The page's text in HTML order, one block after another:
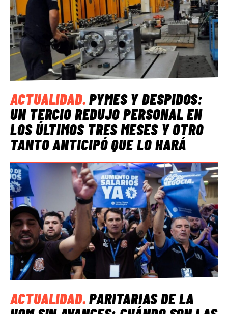
ACTUALIDAD.PYMES Y DESPIDOS:
UN TERCIO REDUJO PERSONAL EN
LOS ÚLTIMOS TRES MESES Y OTRO
TANTO ANTICIPÓ QUE LO HARÁ
ACTUALIDAD.PARITARIAS DE LA